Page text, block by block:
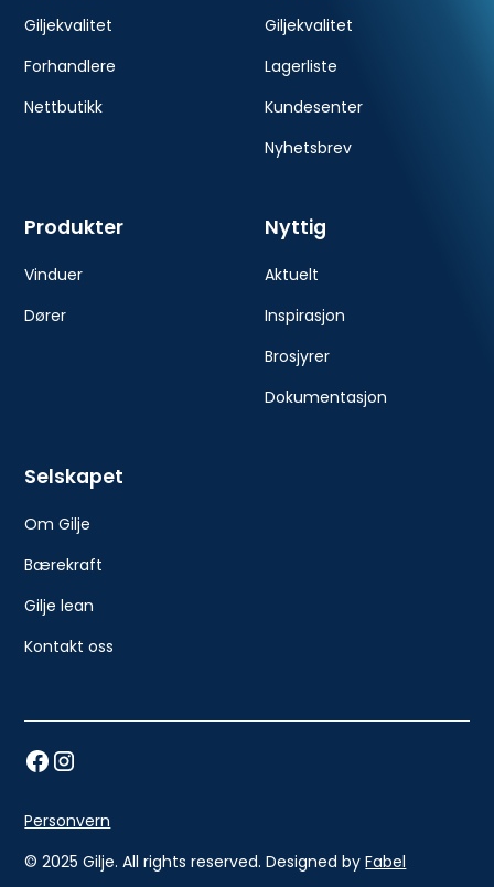
Giljekvalitet
Forhandlere
Nettbutikk
Giljekvalitet
Lagerliste
Kundesenter
Nyhetsbrev
Produkter
Vinduer
Dører
Nyttig
Aktuelt
Inspirasjon
Brosjyrer
Dokumentasjon
Selskapet
Om Gilje
Bærekraft
Gilje lean
Kontakt oss
© 2025 Gilje. All rights reserved. Designed byFabel
Personvern